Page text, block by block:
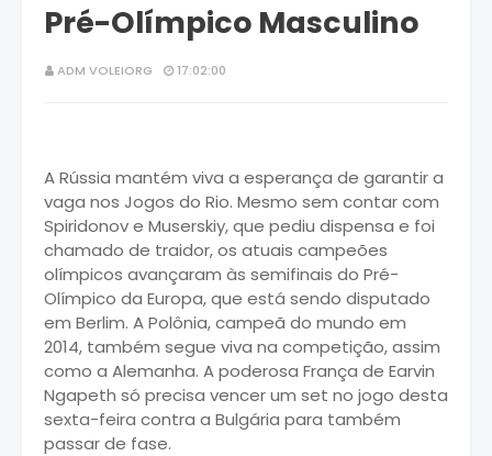
Pré-Olímpico Masculino
ADM VOLEIORG 17:02:00
A Rússia mantém viva a esperança de garantir a
vaga nos Jogos do Rio. Mesmo sem contar com
Spiridonov e Muserskiy, que pediu dispensa e foi
chamado de traidor, os atuais campeões
olímpicos avançaram às semifinais do Pré-
Olímpico da Europa, que está sendo disputado
em Berlim. A Polônia, campeã do mundo em
2014, também segue viva na competição, assim
como a Alemanha. A poderosa França de Earvin
Ngapeth só precisa vencer um set no jogo desta
sexta-feira contra a Bulgária para também
passar de fase.